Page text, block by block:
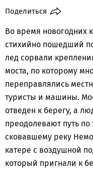
Поделиться
Во время новогодних
стихийно пошедший
лед сорвали
моста, по которому
переправлялись
туристы и машины.
отведен к берегу, а
преодолевают путь по
сковавшему реку
катере с воздушной
который пригнали к